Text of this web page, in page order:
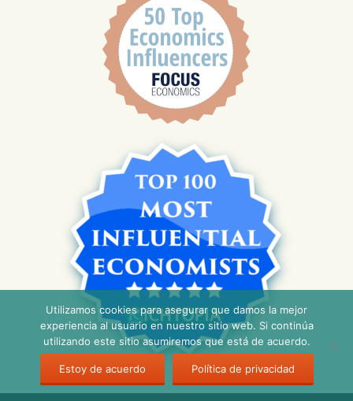
Utilizamos cookies para asegurar que damos la mejor
experiencia al usuario en nuestro sitio web. Si continúa
utilizando este sitio asumiremos que está de acuerdo.
Estoy de acuerdo Política de privacidad